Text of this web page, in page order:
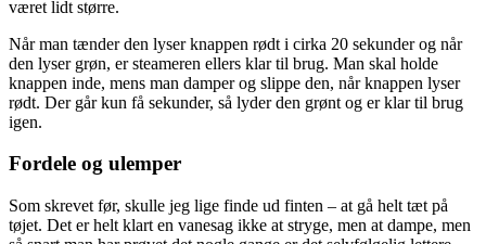
været lidt større.
Når man tænder den lyser knappen rødt i cirka 20 sekunder og når
den lyser grøn, er steameren ellers klar til brug. Man skal holde
knappen inde, mens man damper og slippe den, når knappen lyser
rødt. Der går kun få sekunder, så lyder den grønt og er klar til brug
igen.
Fordele og ulemper
Som skrevet før, skulle jeg lige finde ud finten – at gå helt tæt på
tøjet. Det er helt klart en vanesag ikke at stryge, men at dampe, men